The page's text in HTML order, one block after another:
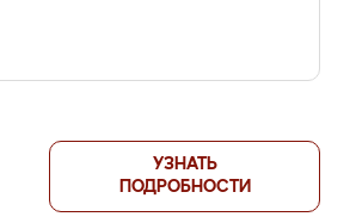
УЗНАТЬ
ПОДРОБНОСТИ